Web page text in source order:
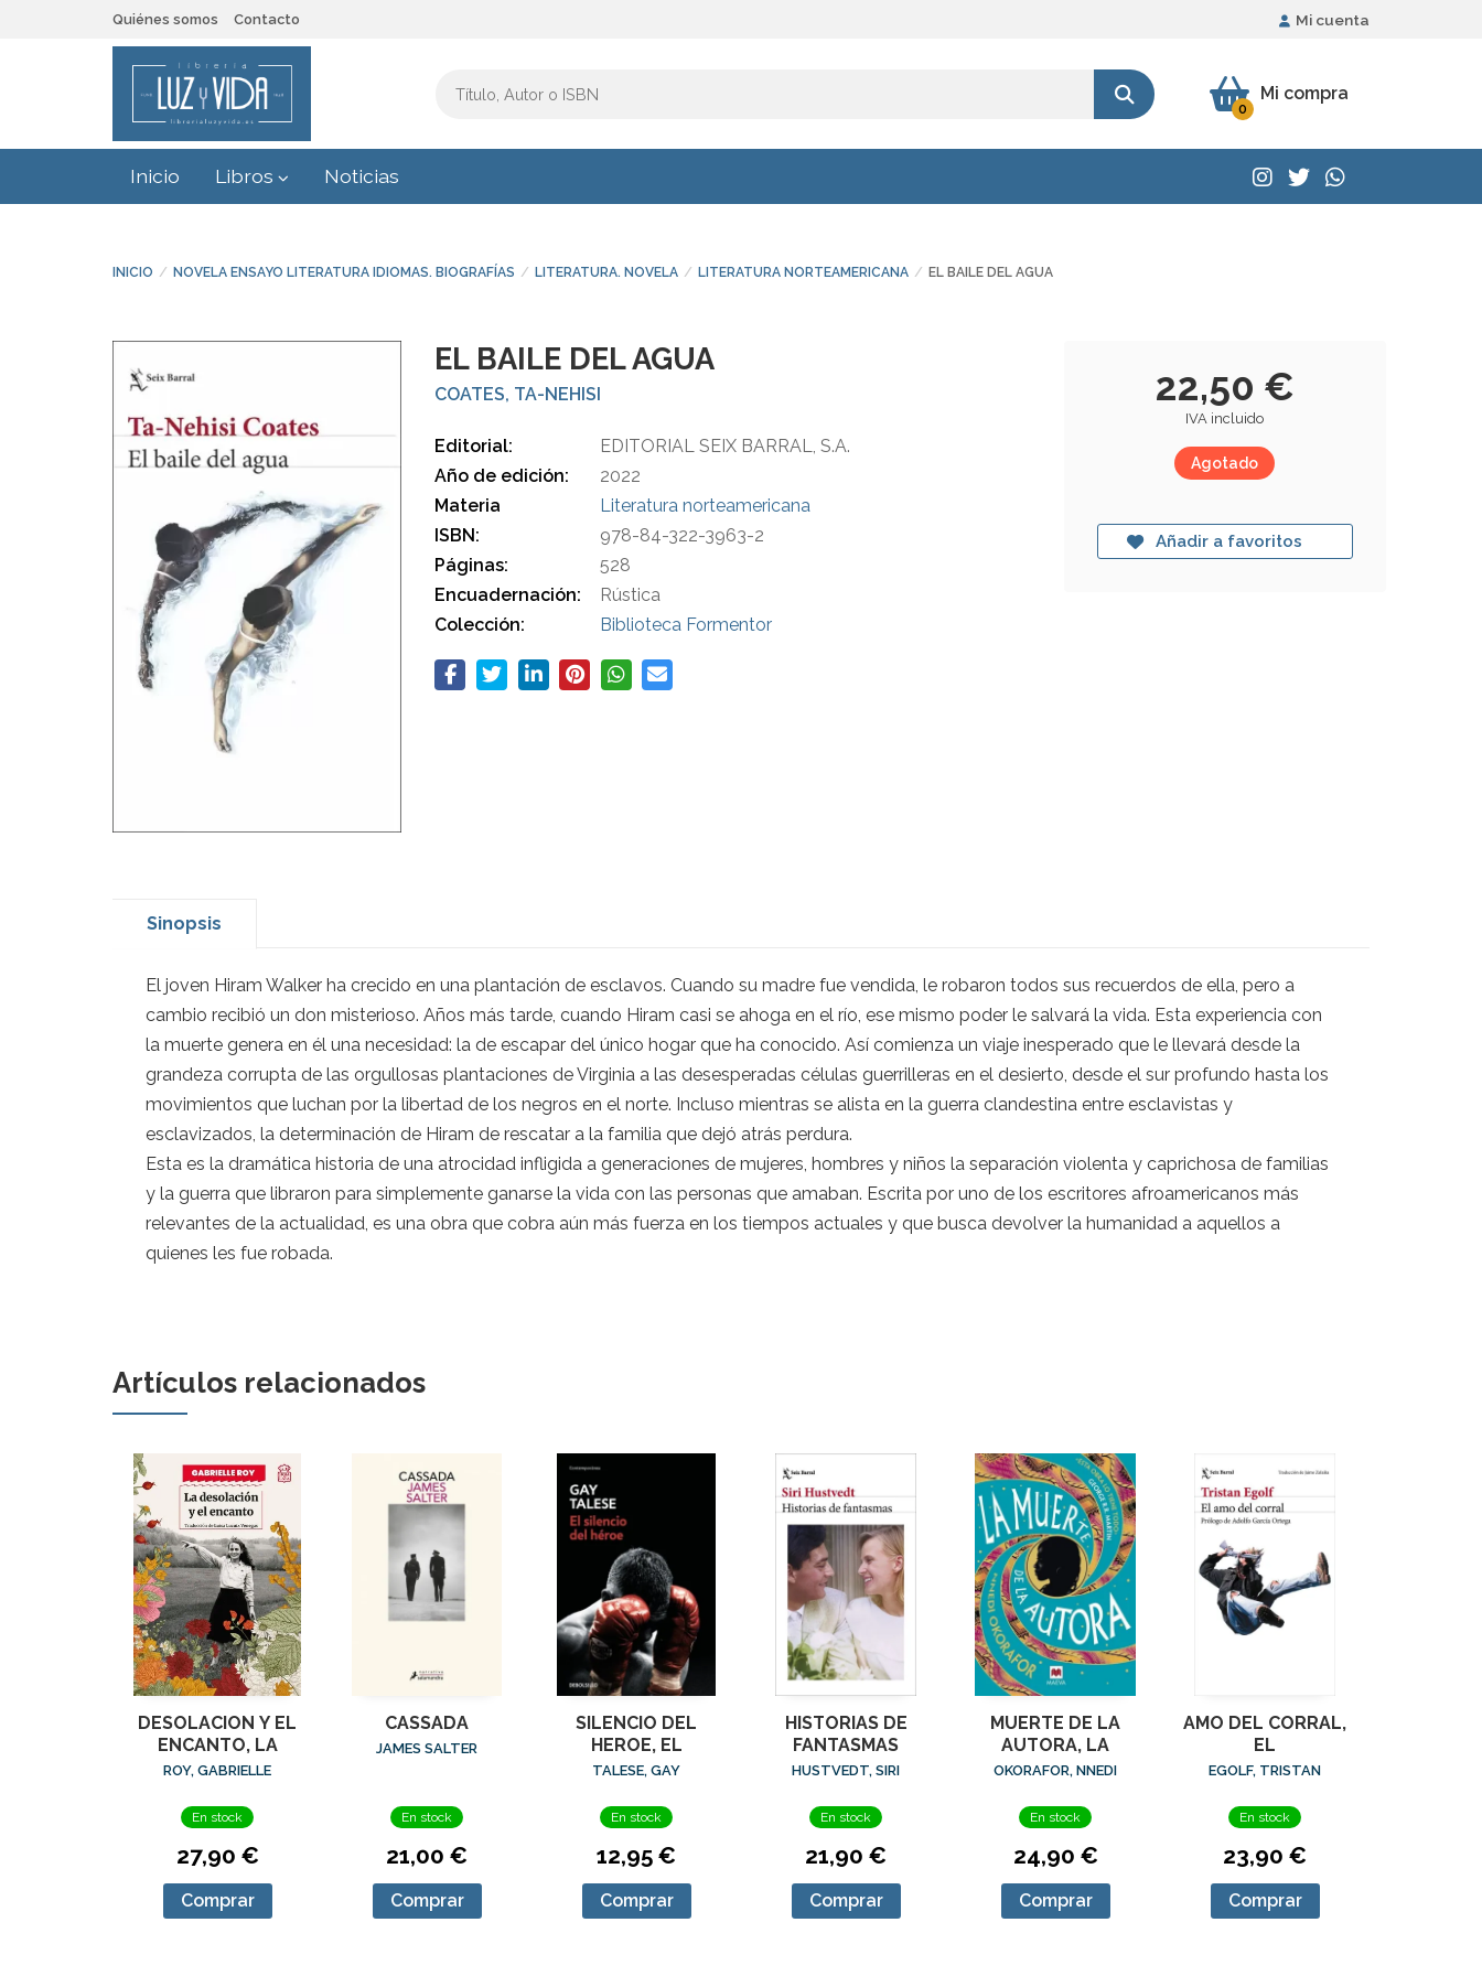
Quiénes somos Contacto Mi cuenta
Mi compra
0
Inicio Libros Noticias
INICIO NOVELA ENSAYO LITERATURA IDIOMAS. BIOGRAFÍAS LITERATURA. NOVELA LITERATURA NORTEAMERICANA EL BAILE DEL AGUA
EL BAILE DEL AGUA
COATES, TA-NEHISI
Editorial:
EDITORIAL SEIX BARRAL, S.A.
Año de edición:
2022
Materia
Literatura norteamericana
ISBN:
978-84-322-3963-2
Páginas:
528
Encuadernación:
Rústica
Colección:
Biblioteca Formentor
22,50 €
IVA incluido
Agotado
Añadir a favoritos
Sinopsis
El joven Hiram Walker ha crecido en una plantación de esclavos. Cuando su madre fue vendida, le robaron todos sus recuerdos de ella, pero a
cambio recibió un don misterioso. Años más tarde, cuando Hiram casi se ahoga en el río, ese mismo poder le salvará la vida. Esta experiencia con
la muerte genera en él una necesidad: la de escapar del único hogar que ha conocido. Así comienza un viaje inesperado que le llevará desde la
grandeza corrupta de las orgullosas plantaciones de Virginia a las desesperadas células guerrilleras en el desierto, desde el sur profundo hasta los
movimientos que luchan por la libertad de los negros en el norte. Incluso mientras se alista en la guerra clandestina entre esclavistas y
esclavizados, la determinación de Hiram de rescatar a la familia que dejó atrás perdura.
Esta es la dramática historia de una atrocidad infligida a generaciones de mujeres, hombres y niños la separación violenta y caprichosa de familias
y la guerra que libraron para simplemente ganarse la vida con las personas que amaban. Escrita por uno de los escritores afroamericanos más
relevantes de la actualidad, es una obra que cobra aún más fuerza en los tiempos actuales y que busca devolver la humanidad a aquellos a
quienes les fue robada.
Artículos relacionados
DESOLACION Y EL
ENCANTO, LA
ROY, GABRIELLE
En stock
27,90 €
Comprar
CASSADA
JAMES SALTER
En stock
21,00 €
Comprar
SILENCIO DEL
HEROE, EL
TALESE, GAY
En stock
12,95 €
Comprar
HISTORIAS DE
FANTASMAS
HUSTVEDT, SIRI
En stock
21,90 €
Comprar
MUERTE DE LA
AUTORA, LA
OKORAFOR, NNEDI
En stock
24,90 €
Comprar
AMO DEL CORRAL,
EL
EGOLF, TRISTAN
En stock
23,90 €
Comprar